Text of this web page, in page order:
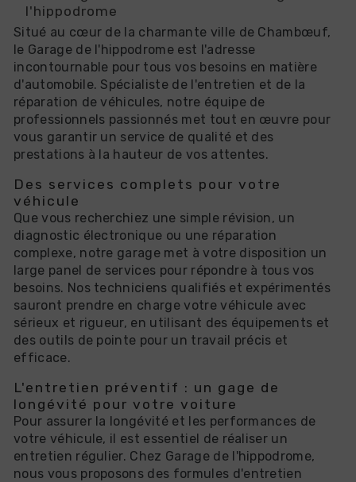
l'hippodrome
Situé au cœur de la charmante ville de Chambœuf,
le Garage de l'hippodrome est l'adresse
incontournable pour tous vos besoins en matière
d'automobile. Spécialiste de l'entretien et de la
réparation de véhicules, notre équipe de
professionnels passionnés met tout en œuvre pour
vous garantir un service de qualité et des
prestations à la hauteur de vos attentes.
Des services complets pour votre
véhicule
Que vous recherchiez une simple révision, un
diagnostic électronique ou une réparation
complexe, notre garage met à votre disposition un
large panel de services pour répondre à tous vos
besoins. Nos techniciens qualifiés et expérimentés
sauront prendre en charge votre véhicule avec
sérieux et rigueur, en utilisant des équipements et
des outils de pointe pour un travail précis et
efficace.
L'entretien préventif : un gage de
longévité pour votre voiture
Pour assurer la longévité et les performances de
votre véhicule, il est essentiel de réaliser un
entretien régulier. Chez Garage de l'hippodrome,
nous vous proposons des formules d'entretien